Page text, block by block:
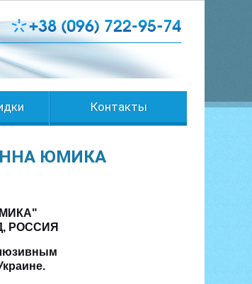
Контакты
ЮМИКА
РОССИЯ